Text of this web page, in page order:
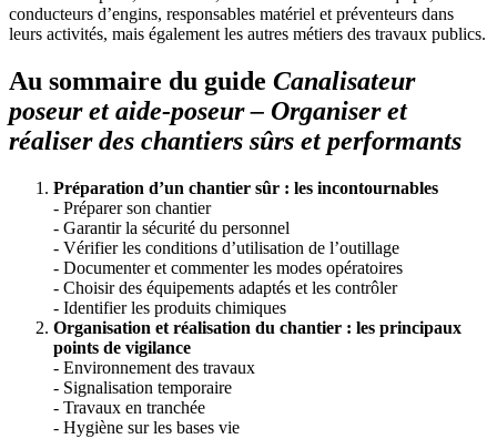
conducteurs d’engins, responsables matériel et préventeurs dans
leurs activités, mais également les autres métiers des travaux publics.
Au sommaire du guide Canalisateur
poseur et aide-poseur – Organiser et
réaliser des chantiers sûrs et performants
Préparation d’un chantier sûr : les incontournables
- Préparer son chantier
- Garantir la sécurité du personnel
- Vérifier les conditions d’utilisation de l’outillage
- Documenter et commenter les modes opératoires
- Choisir des équipements adaptés et les contrôler
- Identifier les produits chimiques
Organisation et réalisation du chantier : les principaux
points de vigilance
- Environnement des travaux
- Signalisation temporaire
- Travaux en tranchée
- Hygiène sur les bases vie